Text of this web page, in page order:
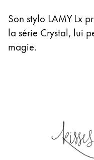
Son stylo LAMY Lx
la série Crystal, lui
magie.